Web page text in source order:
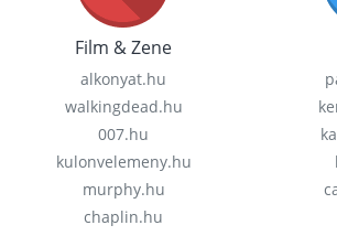
Film & Zene
alkonyat.hu
walkingdead.hu
007.hu
kulonvelemeny.hu
murphy.hu
chaplin.hu